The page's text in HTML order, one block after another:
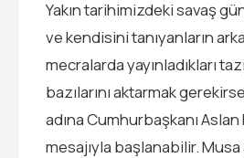
Yakın tarihimizdeki savaş
ve kendisini tanıyanların
mecralarda yayınladıkları
bazılarını aktarmak
adına Cumhurbaşkanı Aslan
mesajıyla başlanabilir.